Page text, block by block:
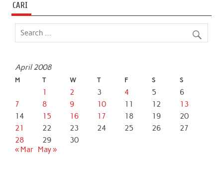
o
o
e
A
d
CARI
April 2008
M T W T F S S
1 2 3 4 5
6
7
8 9 10 11 12
13
14
15 16 17 18 19
20
21
22 23 24 25 26
27
28
29
30
« Mar May »